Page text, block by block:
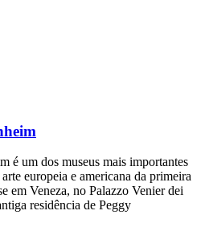
é um dos museus mais importantes
europeia e americana da primeira
em Veneza, no Palazzo Venier dei
residência de Peggy